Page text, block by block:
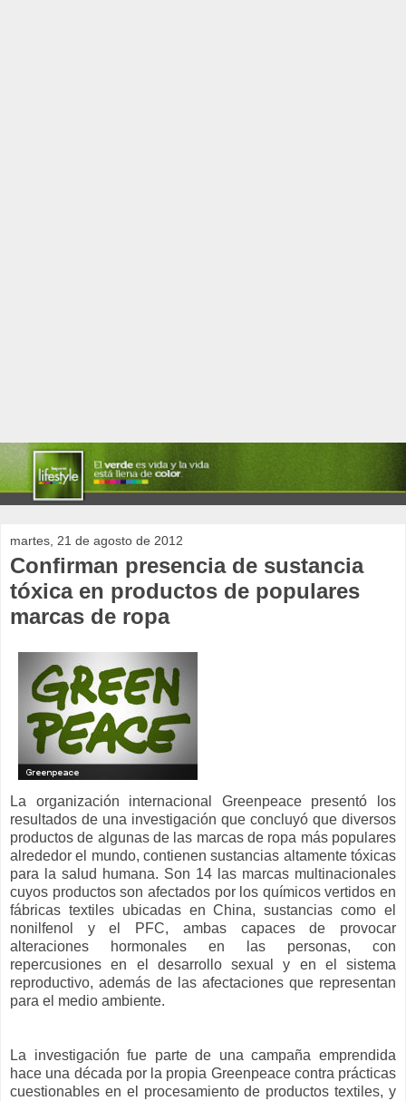
martes, 21 de agosto de 2012
Confirman presencia de sustancia
tóxica en productos de populares
marcas de ropa
La organización internacional Greenpeace presentó los
resultados de una investigación que concluyó que diversos
productos de algunas de las marcas de ropa más populares
alrededor el mundo, contienen sustancias altamente tóxicas
para la salud humana. Son 14 las marcas multinacionales
cuyos productos son afectados por los químicos vertidos en
fábricas textiles ubicadas en China, sustancias como el
nonilfenol y el PFC, ambas capaces de provocar
alteraciones hormonales en las personas, con
repercusiones en el desarrollo sexual y en el sistema
reproductivo, además de las afectaciones que representan
para el medio ambiente.
La investigación fue parte de una campaña emprendida
hace una década por la propia Greenpeace contra prácticas
cuestionables en el procesamiento de productos textiles, y